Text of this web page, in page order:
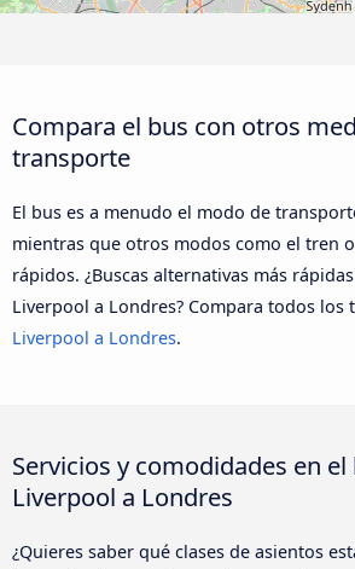
Compara el bus con otros
transporte
El bus es a menudo el modo de
mientras que otros modos como el tren
rápidos. ¿Buscas alternativas más
Liverpool a Londres? Compara todos los
Liverpool a Londres.
Servicios y comodidades en el
Liverpool a Londres
¿Quieres saber qué clases de asientos